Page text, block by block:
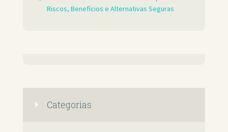
Riscos, Benefícios e Alternativas Seguras
Categorias